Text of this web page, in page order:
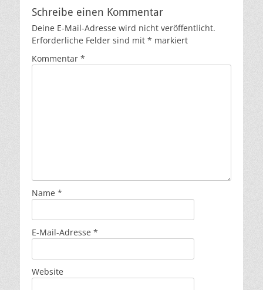
k
k
Schreibe einen Kommentar
Deine E-Mail-Adresse wird nicht veröffentlicht.
Erforderliche Felder sind mit * markiert
Kommentar *
Name *
E-Mail-Adresse *
Website